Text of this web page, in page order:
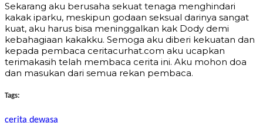
Sekarang aku berusaha sekuat tenaga menghindari
kakak iparku, meskipun godaan seksual darinya sangat
kuat, aku harus bisa meninggalkan kak Dody demi
kebahagiaan kakakku. Semoga aku diberi kekuatan dan
kepada pembaca ceritacurhat.com aku ucapkan
terimakasih telah membaca cerita ini. Aku mohon doa
dan masukan dari semua rekan pembaca.
Tags:
cerita dewasa